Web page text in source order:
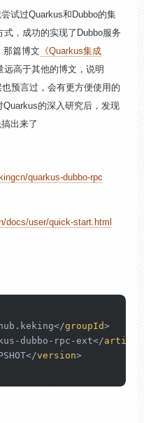
试过Quarkus和Dubbo的集
，成功的实现了Dubbo服务
那篇博文 《Quarkus集成
远高于其他的博文，说明
预言过，会有更方便使用的
的深入研究后，发现
出来了
quarkus-dubbo-rpc
docs/user/quick-start.html
</groupId>
dubbo-rpc-ext</
</version>